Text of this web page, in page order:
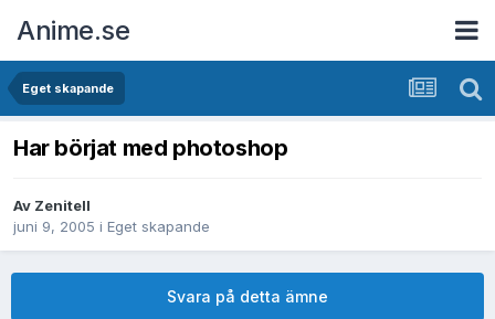
Anime.se
Eget skapande
Har börjat med photoshop
Av Zenitell
juni 9, 2005 i Eget skapande
Svara på detta ämne